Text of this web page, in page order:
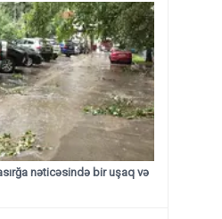
nəticəsində bir uşaq və